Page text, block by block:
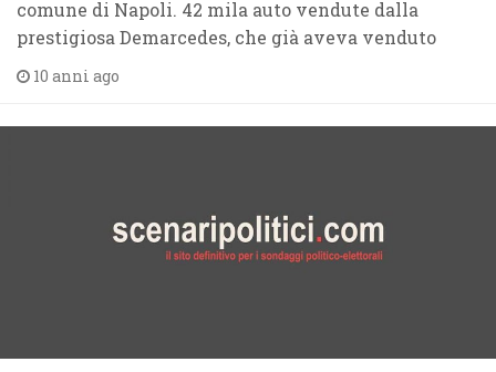
comune di Napoli. 42 mila auto vendute dalla
prestigiosa Demarcedes, che già aveva venduto
10 anni ago